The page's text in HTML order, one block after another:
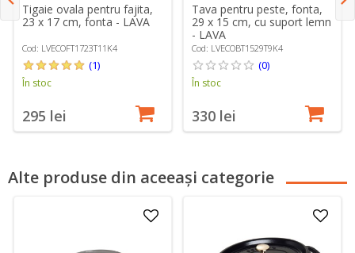
Tigaie ovala pentru fajita,
23 x 17 cm, fonta - LAVA
Cod: LVECOFT1723T11K4
(1)
În stoc
295 lei
Tava pentru peste, fonta,
29 x 15 cm, cu suport lemn
- LAVA
Cod: LVECOBT1529T9K4
(0)
În stoc
330 lei
Alte produse din aceeași categorie